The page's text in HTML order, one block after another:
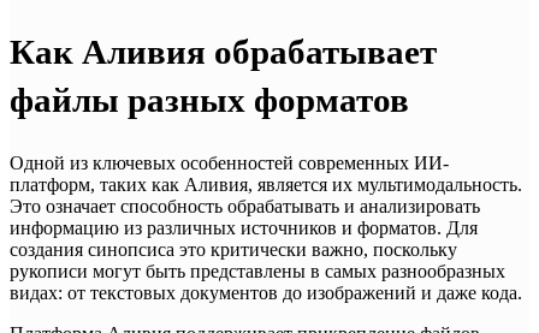
Как Аливия обрабатывает
файлы разных форматов
Одной из ключевых особенностей современных ИИ-
платформ, таких как Аливия, является их мультимодальность.
Это означает способность обрабатывать и анализировать
информацию из различных источников и форматов. Для
создания синопсиса это критически важно, поскольку
рукописи могут быть представлены в самых разнообразных
видах: от текстовых документов до изображений и даже кода.